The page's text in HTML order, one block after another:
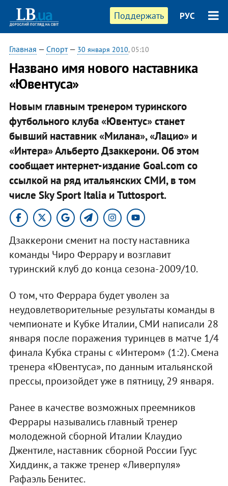
Поддержать РУС
Главная — Спорт— 30 января 2010, 05:10
Названо имя нового наставника
«Ювентуса»
Новым главным тренером туринского
футбольного клуба «Ювентус» станет
бывший наставник «Милана», «Лацио» и
«Интера» Альберто Дзаккерони. Об этом
сообщает интернет-издание Goal.com со
ссылкой на ряд итальянских СМИ, в том
числе Sky Sport Italia и Tuttosport.
Дзаккерони сменит на посту наставника
команды Чиро Феррару и возглавит
туринский клуб до конца сезона-2009/10.
О том, что Феррара будет уволен за
неудовлетворительные результаты команды в
чемпионате и Кубке Италии, СМИ написали 28
января после поражения туринцев в матче 1/4
финала Кубка страны с «Интером» (1:2). Смена
тренера «Ювентуса», по данным итальянской
прессы, произойдет уже в пятницу, 29 января.
Ранее в качестве возможных преемников
Феррары назывались главный тренер
молодежной сборной Италии Клаудио
Джентиле, наставник сборной России Гуус
Хиддинк, а также тренер «Ливерпуля»
Рафаэль Бенитес.